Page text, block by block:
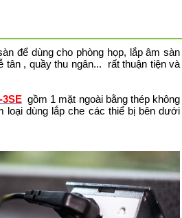
để dùng cho phòng họp, lắp âm sàn
tân , quầy thu ngân... rất thuận tiện và
gồm 1 mặt ngoài bằng thép không
loại dùng lắp che các thiể bị bên dưới